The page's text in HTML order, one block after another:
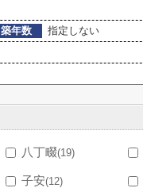
築年数
指定しない
八丁畷(19)
子安(12)